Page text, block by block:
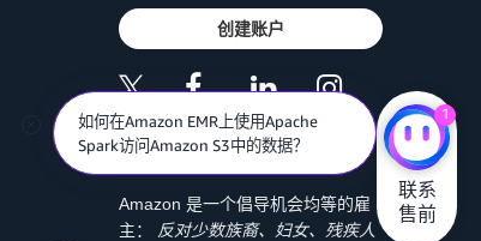
创建账户
Amazon 是一个倡导机会均等的雇
主：
反对少数族裔、妇女、残疾人
如何在Amazon EMR上使用Apache
Spark访问Amazon S3中的数据？
1
联系
售前